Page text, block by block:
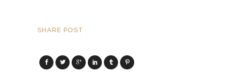
SHARE POST